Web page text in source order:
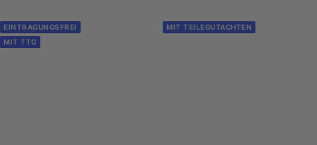
EINTRAGUNGSFREI
MIT TTG
MIT TEILEGUTACHTEN